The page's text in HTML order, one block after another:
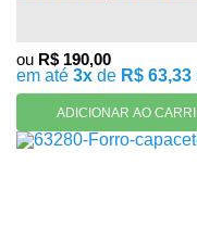
ou R$ 190,00
em até 3x de R$ 63,33
ADICIONAR AO